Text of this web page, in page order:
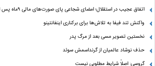
اتفاق عجیب در استقلال؛ امضای شجاعی پای صورت‌های مالی ٩ماه پس از استعفا
واکنش تند فیفا به تلاش‌ها برای برکناری اینفانتینو
نخستین تصویر مسی بعد از مرگ پدر
حذف نوشاد عالمیان از گرنداسمش سوئد
گروسی: اصلاً شرایط مطلوبی نیست